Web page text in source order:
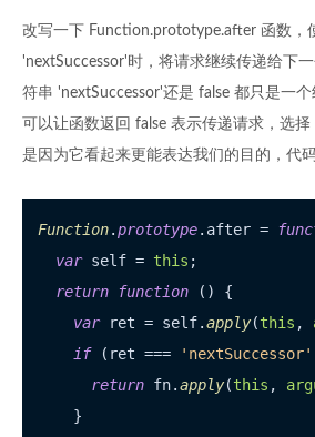
改写一下 Function.prototype.after 函数，
'nextSuccessor'时，将请求继续传递给下
符串 'nextSuccessor'还是 false 都只是一
可以让函数返回 false 表示传递请求，选
是因为它看起来更能表达我们的目的，代码
Function.prototype. after =
var self = this ;
return
function ( ) {
var ret = self.apply(this ,
if (ret === 'nextSuccessor'
return fn.apply(this ,
    }